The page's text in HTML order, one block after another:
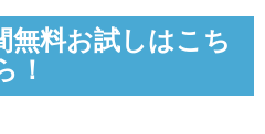
無料お試しはこち
！